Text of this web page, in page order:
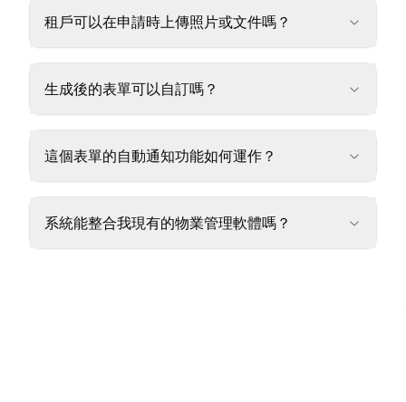
租戶可以在申請時上傳照片或文件嗎？
生成後的表單可以自訂嗎？
這個表單的自動通知功能如何運作？
系統能整合我現有的物業管理軟體嗎？